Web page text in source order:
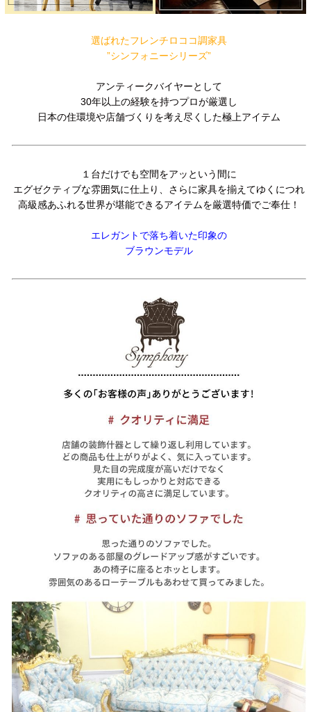
選ばれたフレンチロココ調家具
”シンフォニーシリーズ”
アンティークバイヤーとして
30年以上の経験を持つプロが厳選し
日本の住環境や店舗づくりを考え尽くした極上アイテム
１台だけでも空間をアッという間に
エグゼクティブな雰囲気に仕上り、さらに家具を揃えてゆくにつれ
高級感あふれる世界が堪能できるアイテムを厳選特価でご奉仕！
エレガントで落ち着いた印象の
ブラウンモデル